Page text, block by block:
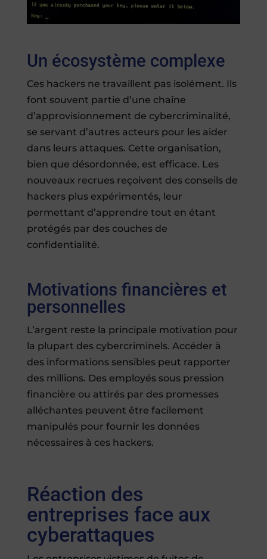
Un écosystème complexe
Ces hackers ne travaillent pas isolément. Ils
font souvent partie d’une chaîne
d’approvisionnement de cybercriminalité,
se servant d’autres acteurs pour les aider
dans leurs attaques. Cette organisation,
bien que désordonnée, est efficace. Les
nouveaux recrues reçoivent des conseils de
hackers plus expérimentés, leur
permettant d’apprendre tout en étant
protégés par des couches de
confidentialité.
Motivations financières et
personnelles
L’argent reste la principale motivation pour
la plupart des cybercriminels. Accéder à
des informations sensibles peut rapporter
des millions. Des employés sous pression
financière ou attirés par des promesses
alléchantes peuvent être facilement
manipulés pour fournir les données
nécessaires à ces hackers.
Réaction des
entreprises face aux
cyberattaques